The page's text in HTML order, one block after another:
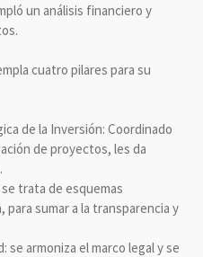
un análisis financiero y
cuatro pilares para su
de la Inversión: Coordinado
de proyectos, les da
trata de esquemas
sumar a la transparencia y
armoniza el marco legal y se